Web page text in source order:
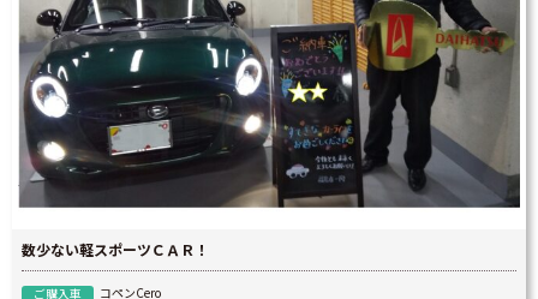
数少ない軽スポーツＣＡＲ！
ご購入車
コペンCero